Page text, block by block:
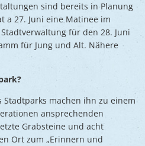
sind bereits in Planung
a 27. Juni eine Matinee im
für den 28. Juni
für Jung und Alt. Nähere
machen ihn zu einem
ansprechenden
Grabsteine und acht
Ort zum „Erinnern und